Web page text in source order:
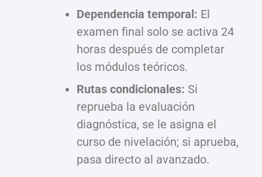
Dependencia temporal: El
examen final solo se activa 24
horas después de completar
los módulos teóricos.
Rutas condicionales: Si
reprueba la evaluación
diagnóstica, se le asigna el
curso de nivelación; si aprueba,
pasa directo al avanzado.